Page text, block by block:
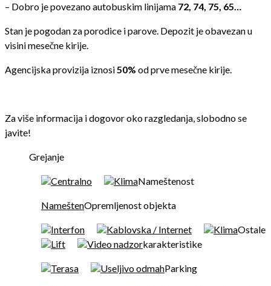
– Dobro je povezano autobuskim linijama 72, 74, 75, 65…
Stan je pogodan za porodice i parove. Depozit je obavezan u
visini mesečne kirije.
Agencijska provizija iznosi50% od prve mesečne kirije.
Za više informacija i dogovor oko razgledanja, slobodno se
javite!
Grejanje
Centralno KlimaNameštenost
NameštenOpremljenost objekta
Interfon Kablovska / Internet
Klima
Lift
Video nadzor
Ostale
karakteristike
Terasa Useljivo odmahParking